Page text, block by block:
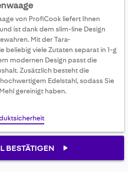
beginning
of
the
images
gallery
von ProfiCook liefert Ihnen
ist dank dem slim-line Design
Mit der Tara-
beliebig viele Zutaten separat in 1-g
modernen Design passt die
Zusätzlich besteht die
Edelstahl, sodass Sie
gereinigt haben.
BESTÄTIGEN